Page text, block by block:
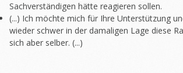
Sachverständigen hätte reagieren sollen.
(...) Ich möchte mich für Ihre Unterstützung
wieder schwer in der damaligen Lage diese
sich aber selber. (...)